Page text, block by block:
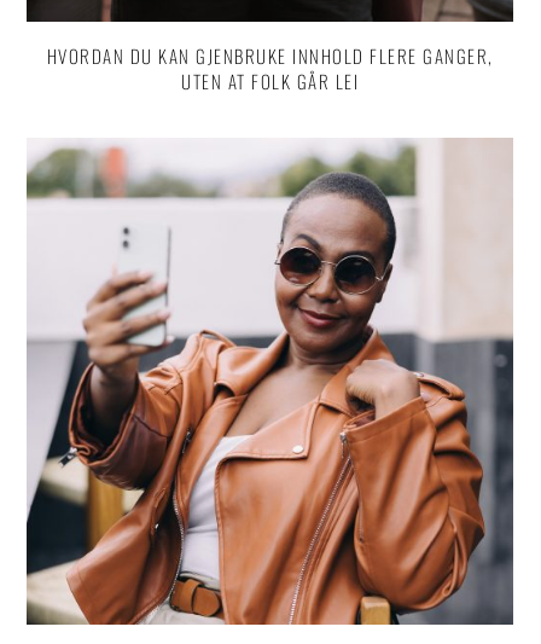
HVORDAN DU KAN GJENBRUKE INNHOLD FLERE GANGER,
UTEN AT FOLK GÅR LEI